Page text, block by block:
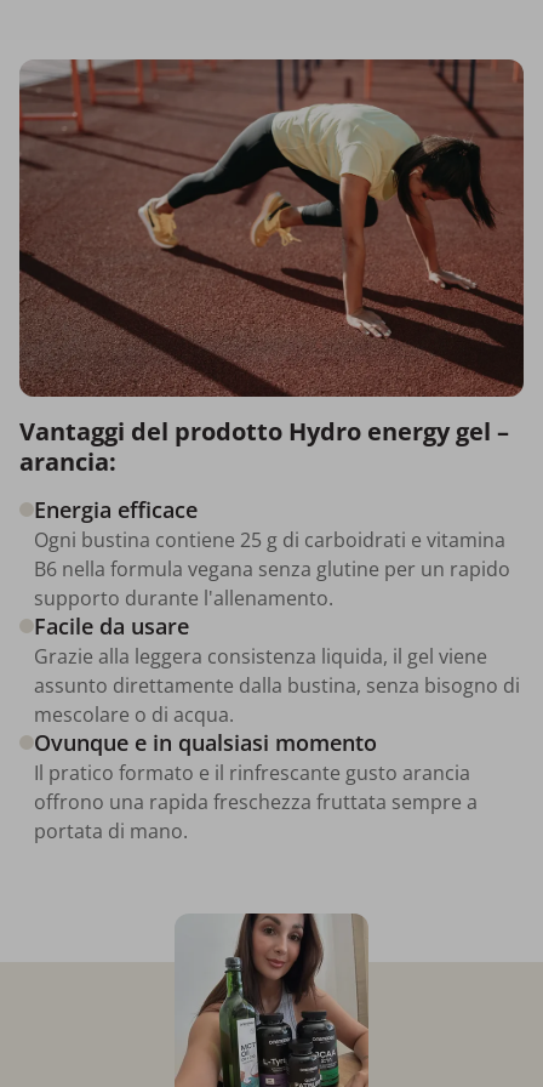
Vantaggi del prodotto Hydro energy gel –
arancia:
Energia efficace
Ogni bustina contiene 25 g di carboidrati e vitamina
B6 nella formula vegana senza glutine per un rapido
supporto durante l'allenamento.
Facile da usare
Grazie alla leggera consistenza liquida, il gel viene
assunto direttamente dalla bustina, senza bisogno di
mescolare o di acqua.
Ovunque e in qualsiasi momento
Il pratico formato e il rinfrescante gusto arancia
offrono una rapida freschezza fruttata sempre a
portata di mano.